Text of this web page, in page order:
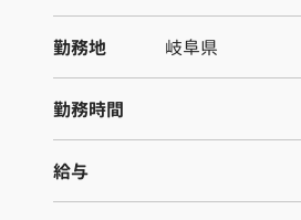
勤務地 岐阜県
勤務時間
給与